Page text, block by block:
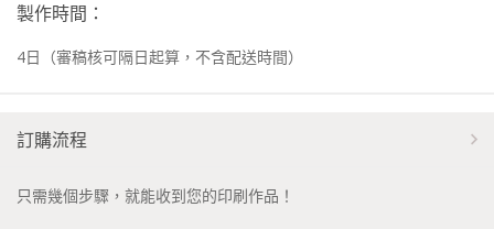
製作時間：
4日 （審稿核可隔日起算，不含配送時間）
訂購流程
只需幾個步驟，就能收到您的印刷作品！